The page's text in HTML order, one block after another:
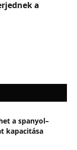
a
a spanyol–
kapacitása